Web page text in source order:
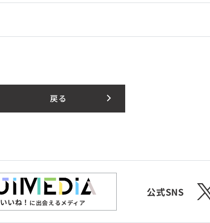
戻る
いいね！ に出会えるメディア
公式SNS X